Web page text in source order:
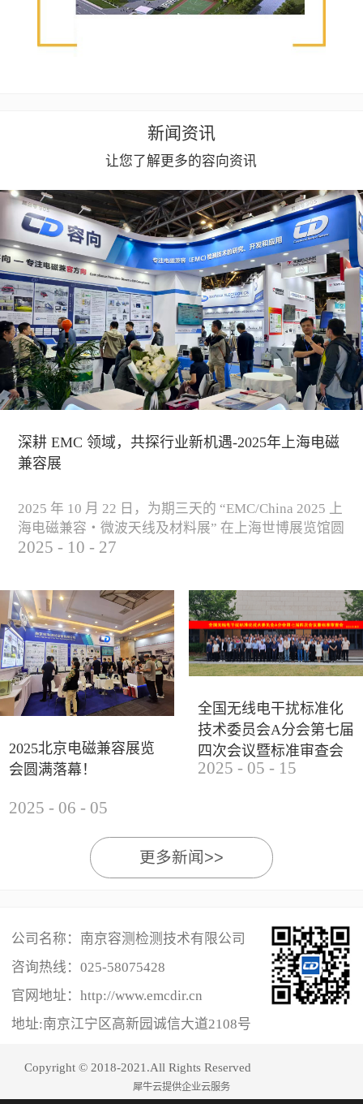
新闻资讯
让您了解更多的容向资讯
深耕 EMC 领域，共探行业新机遇-2025年上海电磁
兼容展
2025 年 10 月 22 日，为期三天的 “EMC/China 2025 上
海电磁兼容・微波天线及材料展” 在上海世博展览馆圆
满落下帷幕。作为电磁兼容领域的行业盛会，本届展
研讨及产品展示等多种形式，深入交流行业见解，踊
跃探索合作空间，为电磁兼容领域的高质量发展汇聚
了新动能。产品展示展会现场，公司展示了...
2025 - 10 - 27
2025北京电磁兼容展览
会圆满落幕！
2025 - 06 - 05
全国无线电干扰标准化
技术委员会A分会第七届
四次会议暨标准审查会
成功举办
2025 - 05 - 15
更多新闻>>
公司名称：南京容测检测技术有限公司
咨询热线： 025-58075428
官网地址：http://www.emcdir.cn
地址:南京江宁区高新园诚信大道2108号
Copyright © 2018-2021.All Rights Reserved
犀牛云提供企业云服务